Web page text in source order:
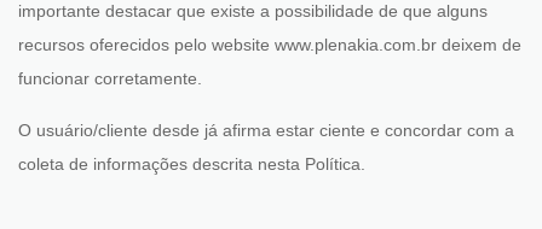
importante destacar que existe a possibilidade de que alguns
recursos oferecidos pelo website www.plenakia.com.br deixem de
funcionar corretamente.
O usuário/cliente desde já afirma estar ciente e concordar com a
coleta de informações descrita nesta Política.